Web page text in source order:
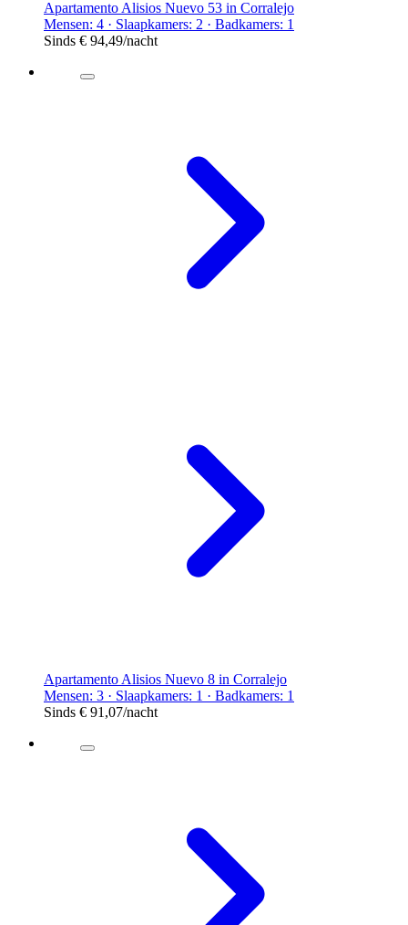
Apartamento Alisios Nuevo 53 in Corralejo
Mensen: 4 · Slaapkamers: 2 · Badkamers: 1
Sinds € 94,49/nacht
Apartamento Alisios Nuevo 8 in Corralejo
Mensen: 3 · Slaapkamers: 1 · Badkamers: 1
Sinds € 91,07/nacht